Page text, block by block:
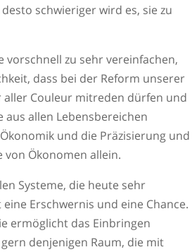
schwieriger wird es, sie zu
vorschnell zu sehr vereinfachen,
dass bei der Reform unserer
Couleur mitreden dürfen und
allen Lebensbereichen
und die Präzisierung und
Ökonomen allein.
Systeme, die heute sehr
Erschwernis und eine Chance.
ermöglicht das Einbringen
denjenigen Raum, die mit